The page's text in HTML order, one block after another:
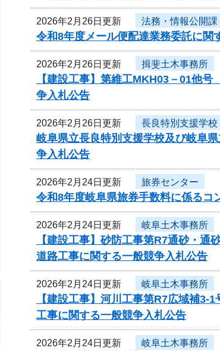
2026年2月26日更新 法務・情報公開課
令和8年度メール便配達業務委託に関
2026年2月26日更新 揖斐土木事務所
【建設工事】第維工MKH03－01他
争入札公告
2026年2月26日更新 長良特別支援学校
岐阜県立長良特別支援学校及び岐阜
争入札公告
2026年2月24日更新 旅券センター
令和8年度岐阜県旅券手数料に係るコ
2026年2月24日更新 岐阜土木事務所
【建設工事】砂防工事第R7通砂・
道路工事に関する一般競争入札公告
2026年2月24日更新 岐阜土木事務所
【建設工事】河川工事第R7広域補
工事に関する一般競争入札公告
2026年2月24日更新 岐阜土木事務所